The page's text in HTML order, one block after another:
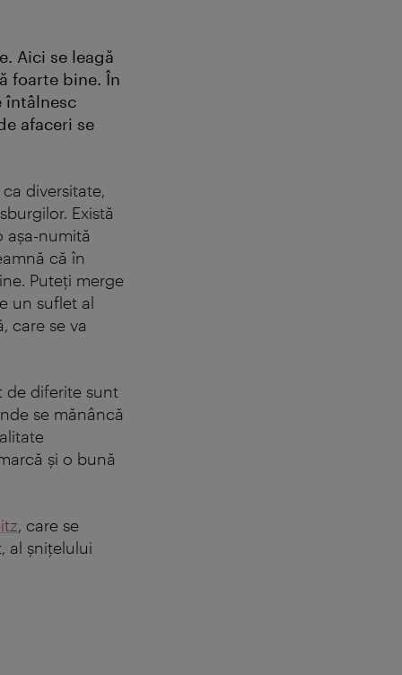
Aici se leagă
foarte bine. În
întâlnesc
afaceri se
diversitate,
Există
aşa-numită
că în
Puteţi merge
un suflet al
care se va
de diferite sunt
se mănâncă
şi o bună
, care se
al şniţelului